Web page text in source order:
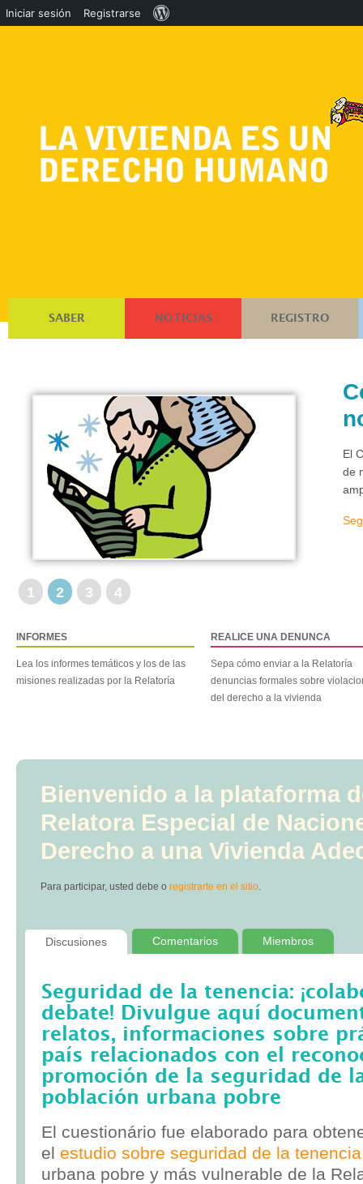
SABER NOTICIAS REGISTRO
El
de
1 2 3 4
INFORMES
Lea los informes temáticos y los de las
misiones realizadas por la Relatoría
REALICE UNA DENUNCA
Sepa cómo enviar a la Relatoría
denuncias formales sobre
del derecho a la vivienda
Bienvenido a la plataforma
Relatora Especial de
Derecho a una Vivienda
Para participar, usted debe o registrarte en el sitio.
Discusiones Comentarios Miembros
Seguridad de la tenencia:
debate! Divulgue aquí
relatos, informaciones sobre
país relacionados con el
promoción de la seguridad de
población urbana pobre
El cuestionário fue elaborado para
el estudio sobre seguridad de la tenencia
urbana pobre y más vulnerable de la
Iniciar sesión Registrarse